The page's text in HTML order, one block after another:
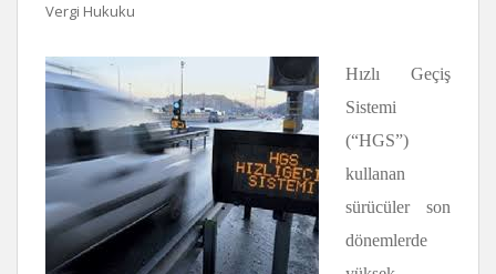
Vergi Hukuku
Hızlı Geçiş
Sistemi
(“HGS”)
kullanan
sürücüler son
dönemlerde